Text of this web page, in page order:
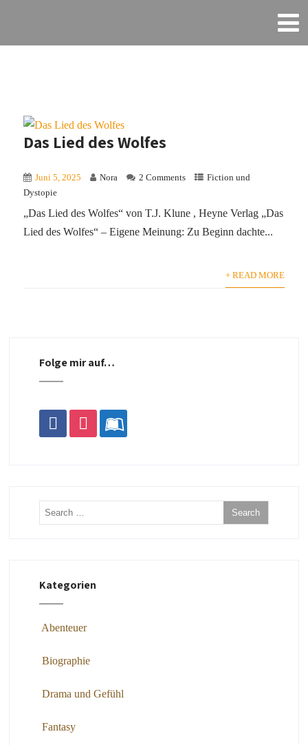
Das Lied des Wolfes
Juni 5, 2025 Nora 2 Comments
Fiction und
Dystopie
„Das Lied des Wolfes“ von T.J. Klune , Heyne Verlag „Das
Lied des Wolfes“ – Eigene Meinung: Zu Beginn dachte...
+ READ MORE
Folge mir auf…
facebookinstagramleanpub
Kategorien
Abenteuer
Biographie
Drama und Gefühl
Fantasy